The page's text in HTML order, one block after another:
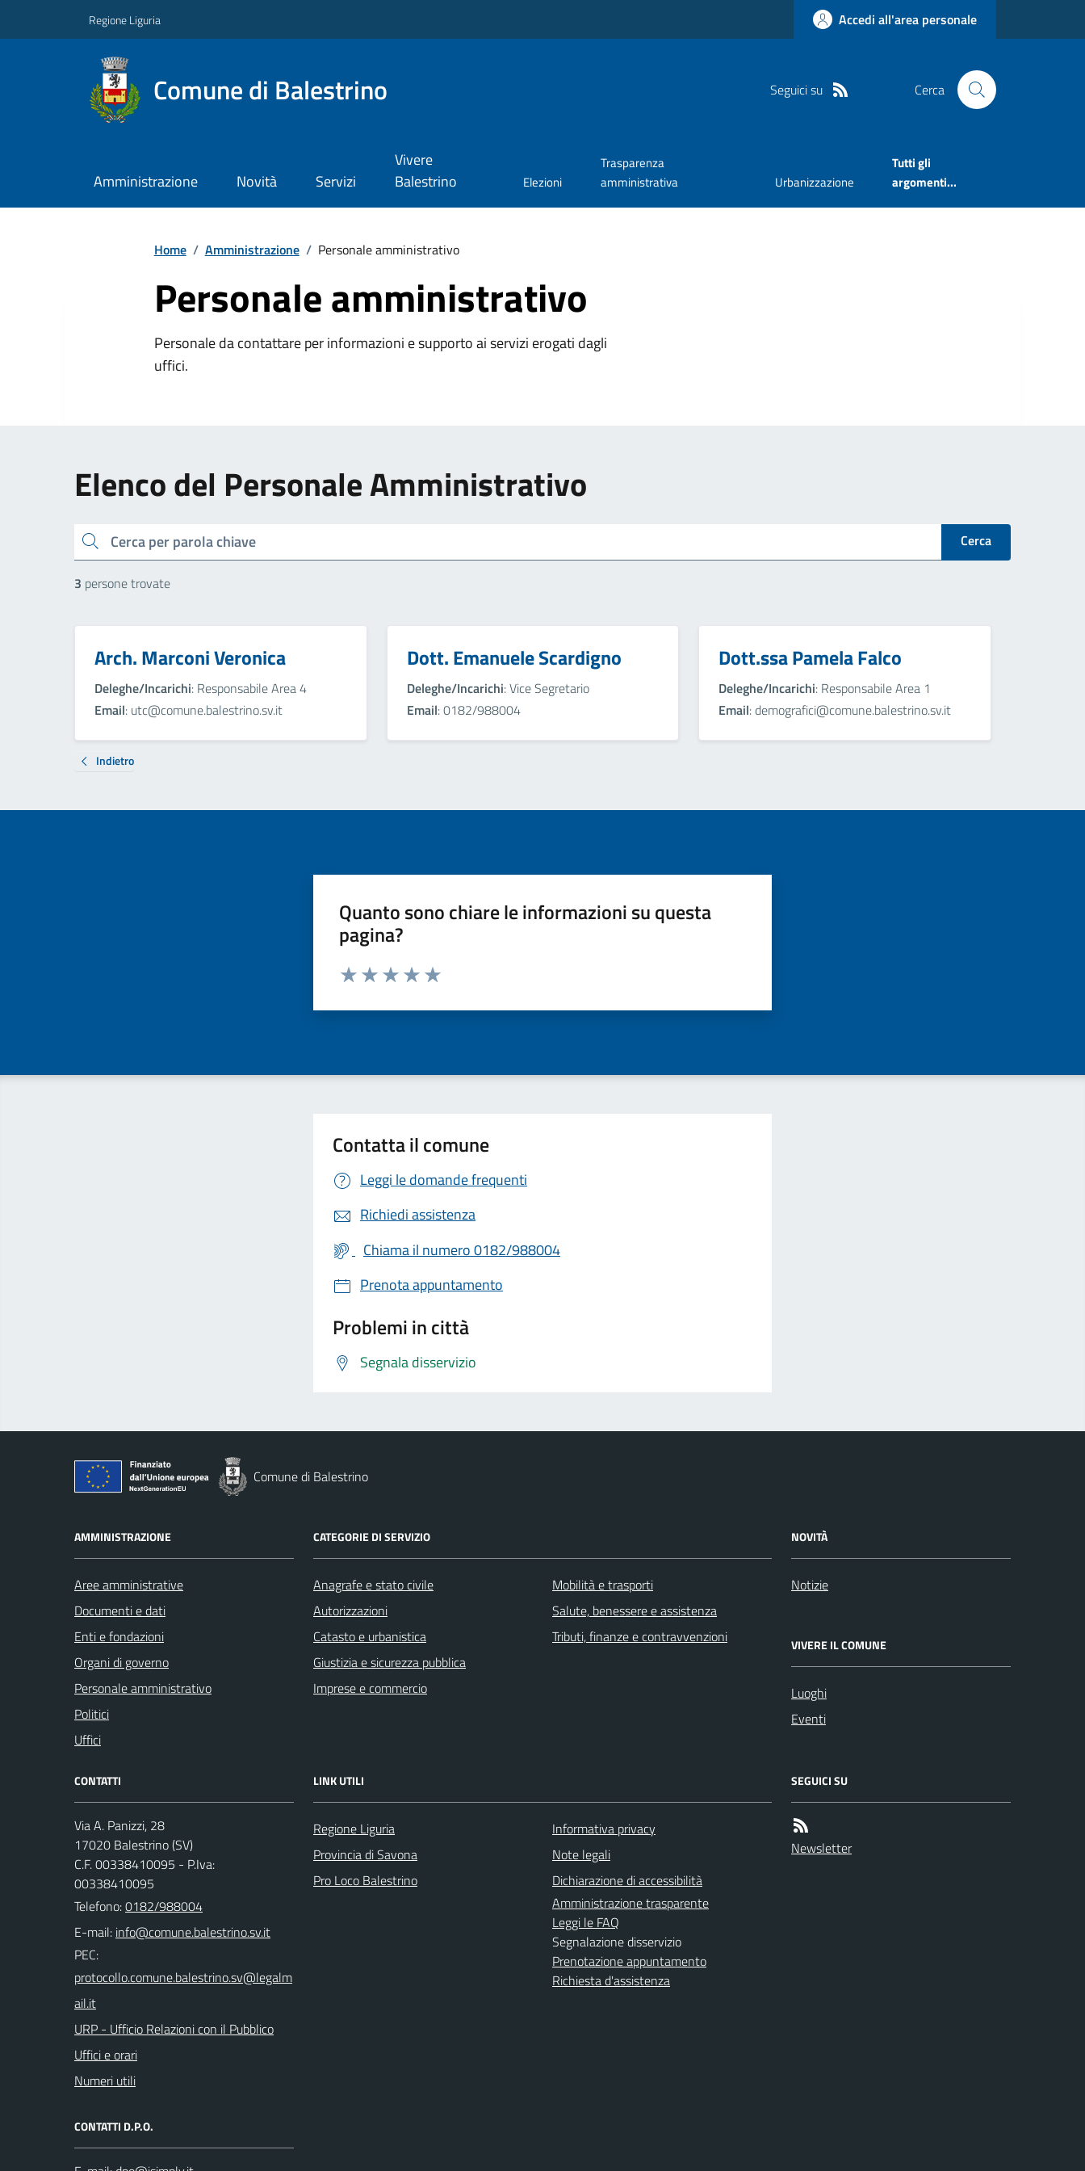
Regione Liguria Accedi all'area personale
Comune di Balestrino Seguici su Cerca
Amministrazione Novità Servizi
Vivere
Balestrino
Elezioni
Trasparenza
amministrativa
Urbanizzazione
Tutti gli
argomenti...
Home / Amministrazione / Personale amministrativo
Personale amministrativo
Personale da contattare per informazioni e supporto ai servizi erogati dagli
uffici.
Elenco del Personale Amministrativo
cerca Cerca
3 persone trovate
Arch. Marconi Veronica
Deleghe/Incarichi: Responsabile Area 4
Email: utc@comune.balestrino.sv.it
Dott. Emanuele Scardigno
Deleghe/Incarichi: Vice Segretario
Email: 0182/988004
Dott.ssa Pamela Falco
Deleghe/Incarichi: Responsabile Area 1
Email: demografici@comune.balestrino.sv.it
Indietro
Quanto sono chiare le informazioni su questa
pagina?
Valuta da 1 a 5 stelle la pagina
Contatta il comune
Leggi le domande frequenti
Richiedi assistenza
Chiama il numero 0182/988004
Prenota appuntamento
Problemi in città
Segnala disservizio
Comune di Balestrino
AMMINISTRAZIONE
Aree amministrative
Documenti e dati
Enti e fondazioni
Organi di governo
Personale amministrativo
Politici
Uffici
CATEGORIE DI SERVIZIO
Anagrafe e stato civile
Autorizzazioni
Catasto e urbanistica
Giustizia e sicurezza pubblica
Imprese e commercio
Mobilità e trasporti
Salute, benessere e assistenza
Tributi, finanze e contravvenzioni
NOVITÀ
Notizie
VIVERE IL COMUNE
Luoghi
Eventi
CONTATTI
Via A. Panizzi, 28
17020 Balestrino (SV)
C.F. 00338410095 - P.Iva:
00338410095
Telefono:0182/988004
E-mail:
PEC:
URP - Ufficio Relazioni con il Pubblico
Uffici e orari
Numeri utili
CONTATTI D.P.O.
LINK UTILI
Regione Liguria
Provincia di Savona
Pro Loco Balestrino
Informativa privacy
Note legali
Dichiarazione di accessibilità
Amministrazione trasparente
Leggi le FAQ
Segnalazione disservizio
Prenotazione appuntamento
Richiesta d'assistenza
SEGUICI SU
Newsletter